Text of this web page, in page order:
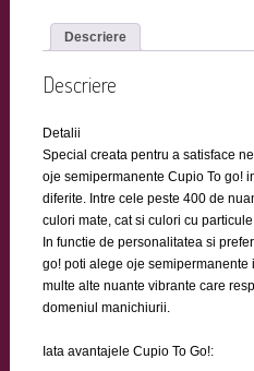
Descriere
Descriere
Detalii
Special creata pentru a satisface
oje semipermanente Cupio To go!
diferite. Intre cele peste 400 de
culori mate, cat si culori cu
In functie de personalitatea si
go! poti alege oje semipermanente
multe alte nuante vibrante care
domeniul manichiurii.
Iata avantajele Cupio To Go!: